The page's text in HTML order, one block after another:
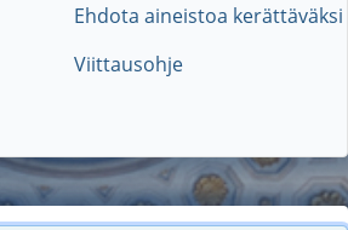
Ehdota aineistoa kerättäväksi
Viittausohje